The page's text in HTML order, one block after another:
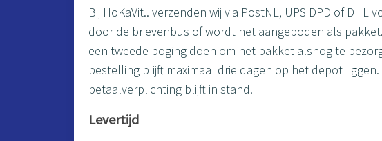
Bij HoKaVit.. verzenden wij via PostNL, UPS DPD of
door de brievenbus of wordt het aangeboden als
een tweede poging doen om het pakket alsnog te
bestelling blijft maximaal drie dagen op het depot
betaalverplichting blijft in stand.
Levertijd